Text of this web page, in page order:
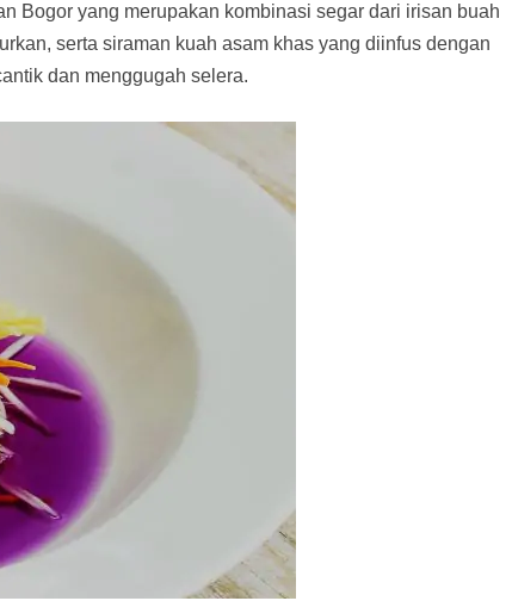
Bogor yang merupakan kombinasi segar dari irisan buah
serta siraman kuah asam khas yang diinfus dengan
dan menggugah selera.